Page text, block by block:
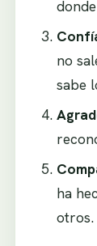
no
sabe
ha
otros.